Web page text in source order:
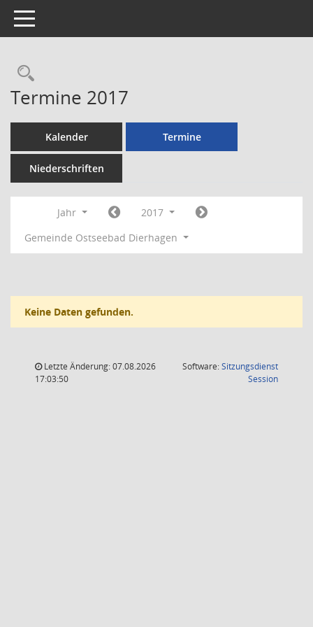
Toggle navigation
Rechercheauswahl
Termine 2017
Kalender Termine
Niederschriften
Jahr
2017
Gemeinde Ostseebad Dierhagen
Keine Daten gefunden.
Letzte Änderung: 07.08.2026
17:03:50
Software:Sitzungsdienst
Session(Wird in